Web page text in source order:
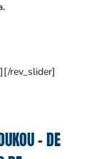
rev_slider]
– DE